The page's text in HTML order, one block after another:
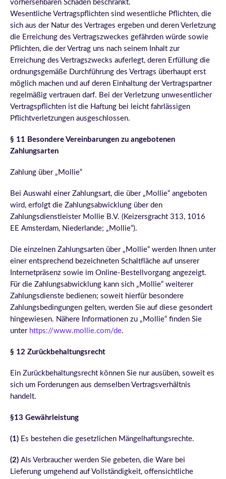
vorhersehbaren Schaden beschränkt.
Wesentliche Vertragspflichten sind wesentliche Pflichten, die
sich aus der Natur des Vertrages ergeben und deren Verletzung
die Erreichung des Vertragszweckes gefährden würde sowie
Pflichten, die der Vertrag uns nach seinem Inhalt zur
Erreichung des Vertragszwecks auferlegt, deren Erfüllung die
ordnungsgemäße Durchführung des Vertrags überhaupt erst
möglich machen und auf deren Einhaltung der Vertragspartner
regelmäßig vertrauen darf. Bei der Verletzung unwesentlicher
Vertragspflichten ist die Haftung bei leicht fahrlässigen
Pflichtverletzungen ausgeschlossen.
§ 11 Besondere Vereinbarungen zu angebotenen
Zahlungsarten
Zahlung über „Mollie“
Bei Auswahl einer Zahlungsart, die über „Mollie“ angeboten
wird, erfolgt die Zahlungsabwicklung über den
Zahlungsdienstleister Mollie B.V. (Keizersgracht 313, 1016
EE Amsterdam, Niederlande; „Mollie“).
Die einzelnen Zahlungsarten über „Mollie“ werden Ihnen unter
einer entsprechend bezeichneten Schaltfläche auf unserer
Internetpräsenz sowie im Online-Bestellvorgang angezeigt.
Für die Zahlungsabwicklung kann sich „Mollie“ weiterer
Zahlungsdienste bedienen; soweit hierfür besondere
Zahlungsbedingungen gelten, werden Sie auf diese gesondert
hingewiesen. Nähere Informationen zu „Mollie“ finden Sie
unter https://www.mollie.com/de.
§ 12 Zurückbehaltungsrecht
Ein Zurückbehaltungsrecht können Sie nur ausüben, soweit es
sich um Forderungen aus demselben Vertragsverhältnis
handelt.
§13 Gewährleistung
(1) Es bestehen die gesetzlichen Mängelhaftungsrechte.
(2) Als Verbraucher werden Sie gebeten, die Ware bei
Lieferung umgehend auf Vollständigkeit, offensichtliche